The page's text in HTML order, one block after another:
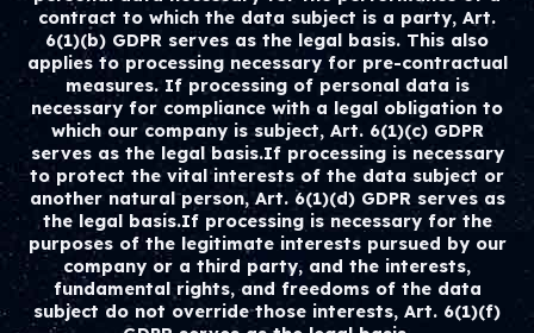
contract to which the data subject is a party, Art.
6(1)(b) GDPR serves as the legal basis. This also
applies to processing necessary for pre-contractual
measures. If processing of personal data is
necessary for compliance with a legal obligation to
which our company is subject, Art. 6(1)(c) GDPR
serves as the legal basis.If processing is necessary
to protect the vital interests of the data subject or
another natural person, Art. 6(1)(d) GDPR serves as
the legal basis.If processing is necessary for the
purposes of the legitimate interests pursued by our
company or a third party, and the interests,
fundamental rights, and freedoms of the data
subject do not override those interests, Art. 6(1)(f)